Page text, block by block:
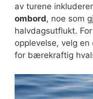
av turene
ombord, noe som
halvdagsutflukt.
opplevelse, velg
for bærekraftig